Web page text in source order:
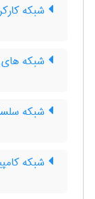
شبکه
شبکه
شبکه
شبکه